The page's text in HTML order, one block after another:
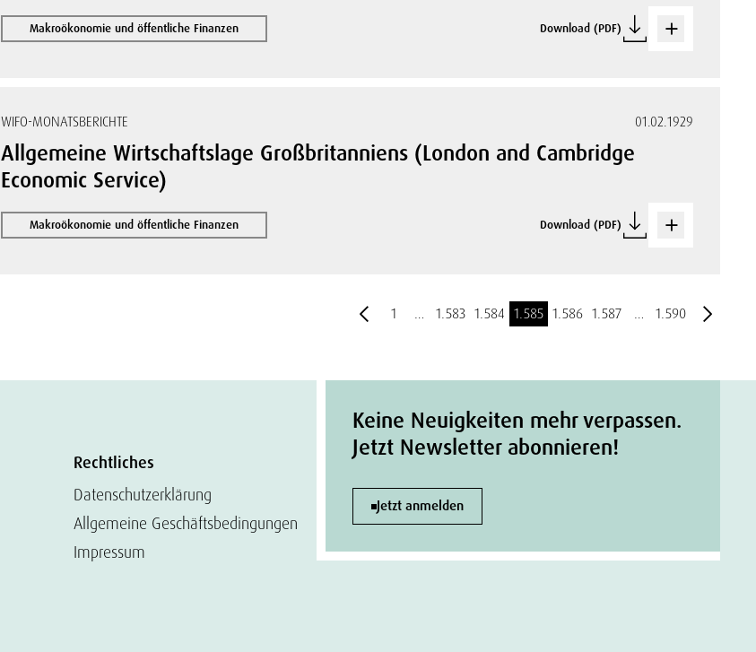
Makroökonomie und öffentliche Finanzen Download (PDF)
WIFO-MONATSBERICHTE 01.02.1929
Allgemeine Wirtschaftslage Großbritanniens (London and Cambridge
Economic Service)
Makroökonomie und öffentliche Finanzen Download (PDF)
1 … 1.583 1.584 1.585 1.586 1.587 … 1.590
Rechtliches
Datenschutzerklärung
Allgemeine Geschäftsbedingungen
Impressum
Keine Neuigkeiten mehr verpassen.
Jetzt Newsletter abonnieren!
Jetzt anmelden